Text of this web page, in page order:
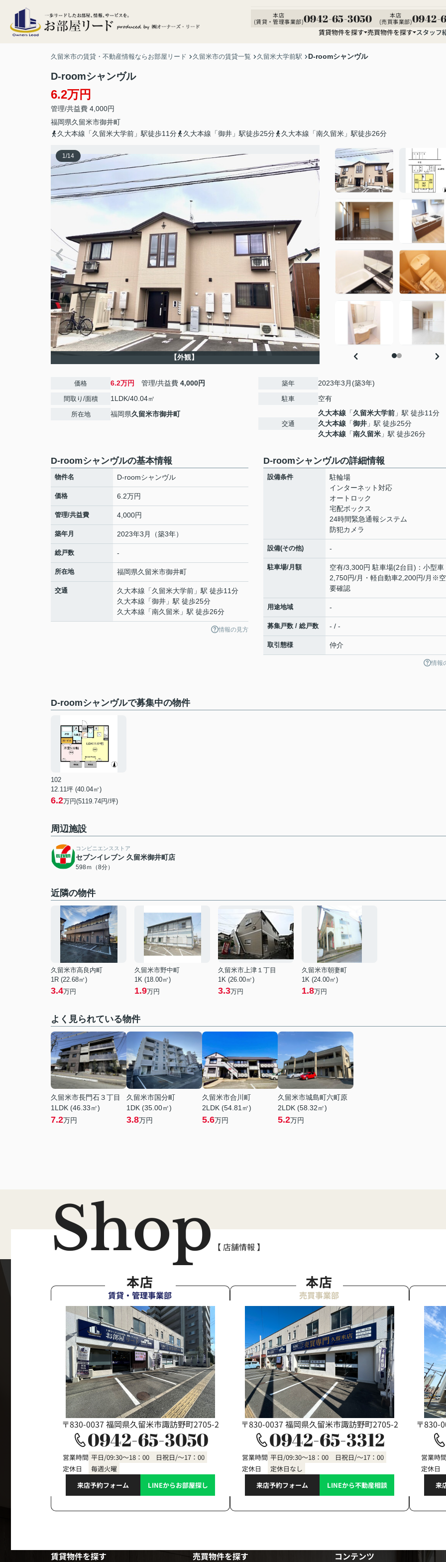
本店
(賃貸・管理事業部)0942-65-3050
本店
(売買事業部)0942-
賃貸物件を探す 売買物件を探す スタッフ
久留米市の賃貸・不動産情報ならお部屋リード 久留米市の賃貸一覧 久留米大学前駅 D-roomシャンヴル
D-roomシャンヴル
6.2万円
管理/共益費 4,000円
福岡県久留米市御井町
久大本線「久留米大学前」駅徒歩11分
久大本線「御井」駅徒歩25分 久大本線「南久留米」駅徒歩26分
1/14
【外観】
価格 6.2万円 管理/共益費 4,000円
間取り/面積 1LDK/40.04㎡
所在地 福岡県久留米市御井町
築年 2023年3月(築3年)
駐車 空有
交通
久大本線 「久留米大学前 」駅 徒歩11分
久大本線 「御井 」駅 徒歩25分
久大本線 「南久留米 」駅 徒歩26分
D-roomシャンヴルの基本情報
物件名 D-roomシャンヴル
価格 6.2万円
管理/共益費 4,000円
築年月 2023年3月（築3年）
総戸数 -
所在地 福岡県久留米市御井町
交通 久大本線 「久留米大学前 」駅 徒歩11分
久大本線 「御井 」駅 徒歩25分
久大本線 「南久留米 」駅 徒歩26分
情報の見方
D-roomシャンヴルの詳細情報
設備条件
駐輪場
インターネット対応
オートロック
宅配ボックス
24時間緊急通報システム
防犯カメラ
設備(その他) -
駐車場/月額
空有/3,300円 駐車場(2台目)：小型車
2,750円/月・軽自動車2,200円/月※空
要確認
用途地域 -
募集戸数 / 総戸数 - / -
取引態様 仲介
情報
D-roomシャンヴルで募集中の物件
102
12.11坪 (40.04㎡)
6.2万円(5119.74円/坪)
周辺施設
コンビニエンスストア
セブンイレブン 久留米御井町店
598ｍ（8分）
近隣の物件
久留米市高良内町
1R (22.68㎡)
3.4万円
久留米市野中町
1K (18.00㎡)
1.9万円
久留米市上津１丁目
1K (26.00㎡)
3.3万円
久留米市朝妻町
1K (24.00㎡)
1.8万円
よく見られている物件
久留米市長門石３丁目
1LDK (46.33㎡)
7.2万円
久留米市国分町
1DK (35.00㎡)
3.8万円
久留米市合川町
2LDK (54.81㎡)
5.6万円
久留米市城島町六町原
2LDK (58.32㎡)
5.2万円
Shop 【 店舗情報 】
本店
賃貸・管理事業部
〒830-0037 福岡県久留米市諏訪野町2705-2
0942-65-3050
営業時間 平日/09:30～18：00 日祝日/～17：00
定休日
毎週火曜
来店予約フォーム
LINEからお部屋探し
本店
売買事業部
〒830-0037 福岡県久留米市諏訪野町2705-2
0942-65-3312
営業時間 平日/09:30～18：00 日祝日/～17：00
定休日
定休日なし
来店予約フォーム
LINEから不動産相談
〒830-
営業時間
定休日
来
賃貸物件を探す 売買物件を探す コンテンツ